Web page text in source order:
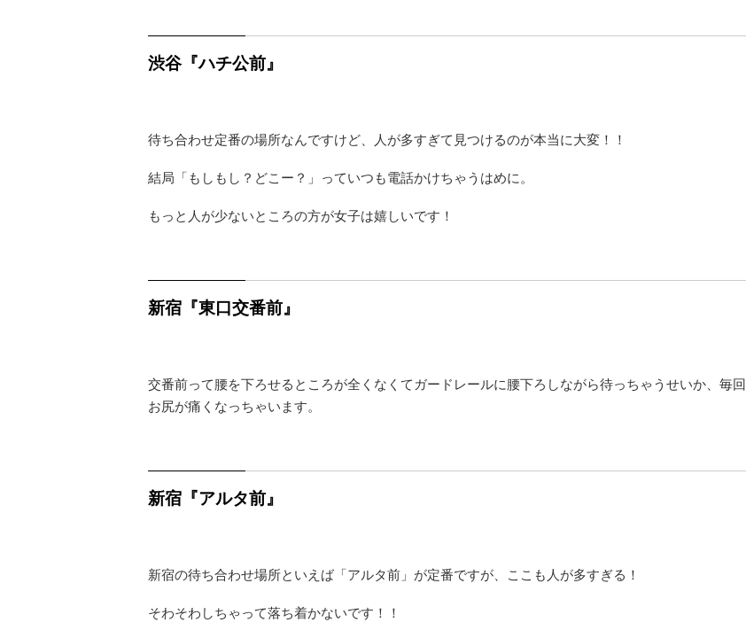
渋谷『ハチ公前』
待ち合わせ定番の場所なんですけど、人が多すぎて見つけるのが本当に大変！！
結局「もしもし？どこー？」っていつも電話かけちゃうはめに。
もっと人が少ないところの方が女子は嬉しいです！
新宿『東口交番前』
交番前って腰を下ろせるところが全くなくてガードレールに腰下ろしながら待っちゃうせいか、毎回
お尻が痛くなっちゃいます。
新宿『アルタ前』
新宿の待ち合わせ場所といえば「アルタ前」が定番ですが、ここも人が多すぎる！
そわそわしちゃって落ち着かないです！！